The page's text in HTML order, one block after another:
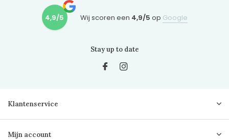
4,9/5 Wij scoren een 4,9/5 op Google
Stay up to date
Klantenservice
Mijn account